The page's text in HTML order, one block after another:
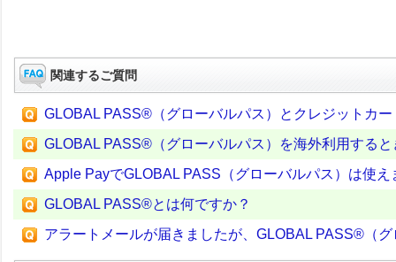
関連するご質問
GLOBAL PASS®（グローバルパス）とクレジットカ
GLOBAL PASS®（グローバルパス）を海外利用する
Apple PayでGLOBAL PASS（グローバルパス）は使え
GLOBAL PASS®とは何ですか？
アラートメールが届きましたが、GLOBAL PASS®（